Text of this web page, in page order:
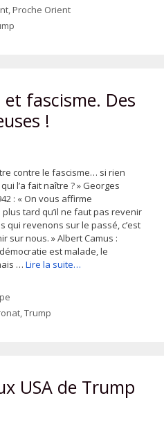
,Proche Orient
fascisme. Des
!
contre le fascisme… si rien
l’a fait naître ? » Georges
: « On vous affirme
tard qu’il ne faut pas revenir
qui revenons sur le passé, c’est
sur nous. » Albert Camus :
est malade, le
… Lire la suite…
,Trump
USA de Trump